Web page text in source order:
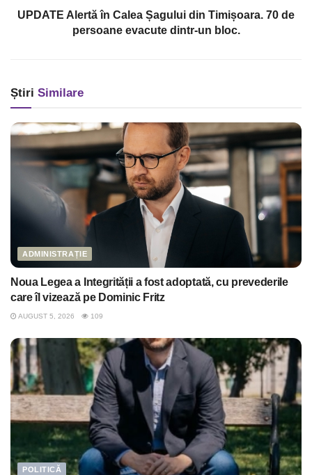
UPDATE Alertă în Calea Șagului din Timișoara. 70 de
persoane evacute dintr-un bloc.
Știri Similare
ADMINISTRAȚIE
Noua Legea a Integrității a fost adoptată, cu prevederile
care îl vizează pe Dominic Fritz
AUGUST 5, 2026 109
POLITICĂ